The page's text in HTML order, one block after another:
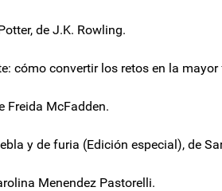
de J.K. Rowling.
cómo convertir los retos en la
Freida McFadden.
y de furia (Edición especial), de
Menendez Pastorelli.